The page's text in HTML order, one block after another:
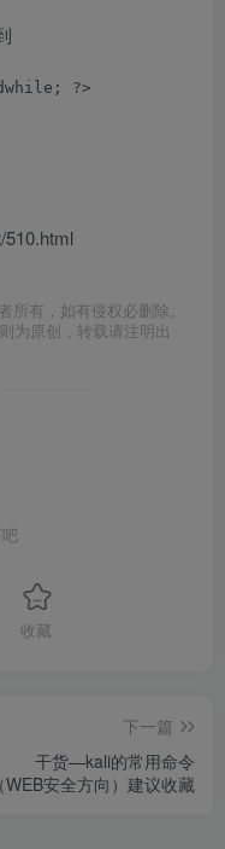
?>
有，如有侵权必删除。
为原创，转载请注明出
收藏
下一篇
干货—kali的常用命令
（WEB安全方向）建议收藏